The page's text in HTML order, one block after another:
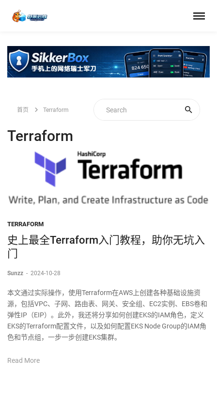
首页 Terraform
Terraform
TERRAFORM
史上最全Terraform入门教程，助你无坑入
门
Sunzz - 2024-10-28
本文通过实际操作，使用Terraform在AWS上创建各种基础设施资
源，包括VPC、子网、路由表、网关、安全组、EC2实例、EBS卷和
弹性IP（EIP）。此外，我还将分享如何创建EKS的IAM角色，定义
EKS的Terraform配置文件，以及如何配置EKS Node Group的IAM角
色和节点组，一步一步创建EKS集群。
Read More